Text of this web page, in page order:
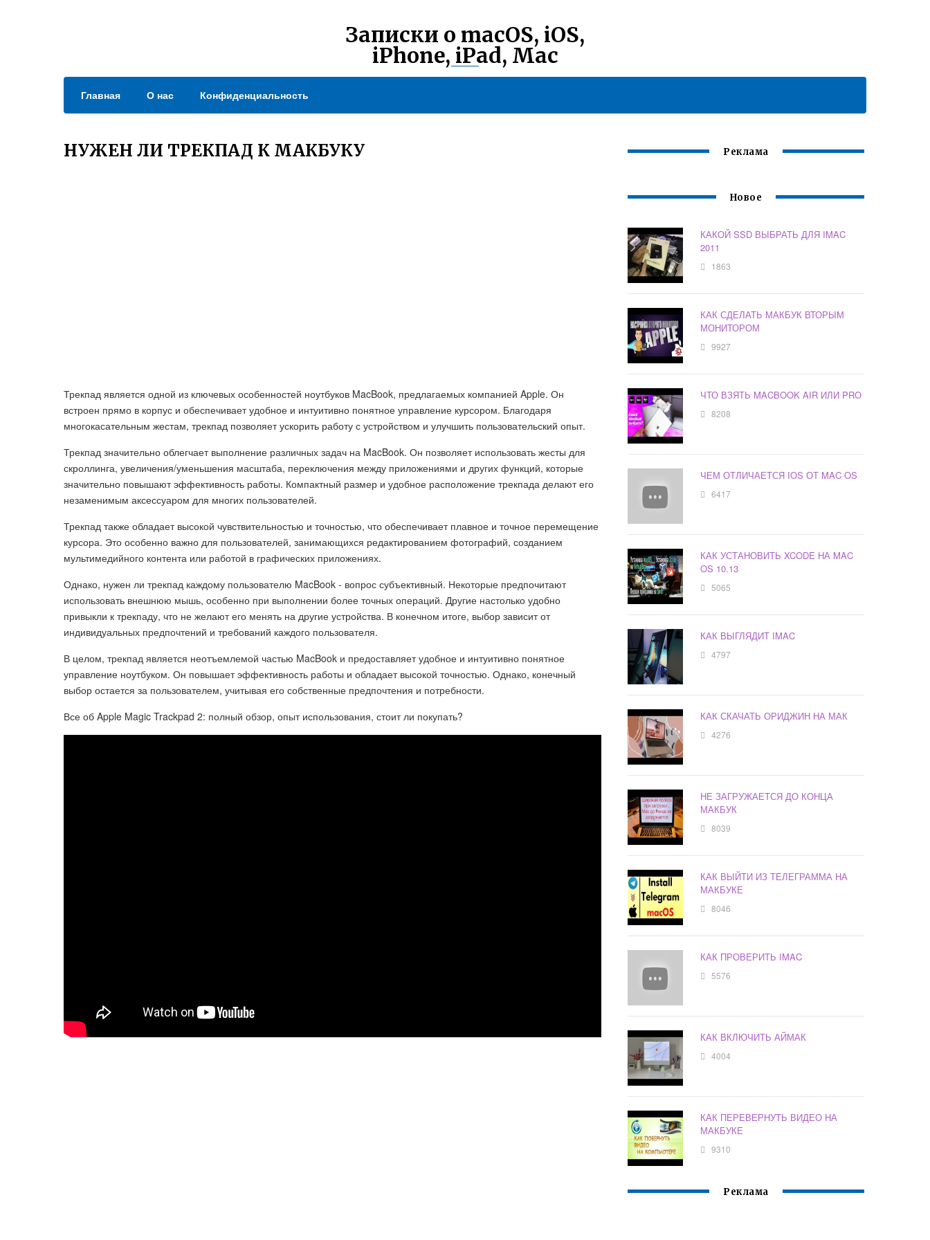
Записки о macOS, iOS,
iPhone, iPad, Mac
Главная О нас Конфиденциальность
НУЖЕН ЛИ ТРЕКПАД К МАКБУКУ
Трекпад является одной из ключевых особенностей ноутбуков MacBook, предлагаемых компанией Apple. Он
встроен прямо в корпус и обеспечивает удобное и интуитивно понятное управление курсором. Благодаря
многокасательным жестам, трекпад позволяет ускорить работу с устройством и улучшить пользовательский опыт.
Трекпад значительно облегчает выполнение различных задач на MacBook. Он позволяет использовать жесты для
скроллинга, увеличения/уменьшения масштаба, переключения между приложениями и других функций, которые
значительно повышают эффективность работы. Компактный размер и удобное расположение трекпада делают его
незаменимым аксессуаром для многих пользователей.
Трекпад также обладает высокой чувствительностью и точностью, что обеспечивает плавное и точное перемещение
курсора. Это особенно важно для пользователей, занимающихся редактированием фотографий, созданием
мультимедийного контента или работой в графических приложениях.
Однако, нужен ли трекпад каждому пользователю MacBook - вопрос субъективный. Некоторые предпочитают
использовать внешнюю мышь, особенно при выполнении более точных операций. Другие настолько удобно
привыкли к трекпаду, что не желают его менять на другие устройства. В конечном итоге, выбор зависит от
индивидуальных предпочтений и требований каждого пользователя.
В целом, трекпад является неотъемлемой частью MacBook и предоставляет удобное и интуитивно понятное
управление ноутбуком. Он повышает эффективность работы и обладает высокой точностью. Однако, конечный
выбор остается за пользователем, учитывая его собственные предпочтения и потребности.
Все об Apple Magic Trackpad 2: полный обзор, опыт использования, стоит ли покупать?
Реклама
Новое
КАКОЙ SSD ВЫБРАТЬ ДЛЯ IMAC
2011
1863
КАК СДЕЛАТЬ МАКБУК ВТОРЫМ
МОНИТОРОМ
9927
ЧТО ВЗЯТЬ MACBOOK AIR ИЛИ PRO
8208
ЧЕМ ОТЛИЧАЕТСЯ IOS ОТ MAC OS
6417
КАК УСТАНОВИТЬ XCODE НА MAC
OS 10.13
5065
КАК ВЫГЛЯДИТ IMAC
4797
КАК СКАЧАТЬ ОРИДЖИН НА МАК
4276
НЕ ЗАГРУЖАЕТСЯ ДО КОНЦА
МАКБУК
8039
КАК ВЫЙТИ ИЗ ТЕЛЕГРАММА НА
МАКБУКЕ
8046
КАК ПРОВЕРИТЬ IMAC
5576
КАК ВКЛЮЧИТЬ АЙМАК
4004
КАК ПЕРЕВЕРНУТЬ ВИДЕО НА
МАКБУКЕ
9310
Реклама